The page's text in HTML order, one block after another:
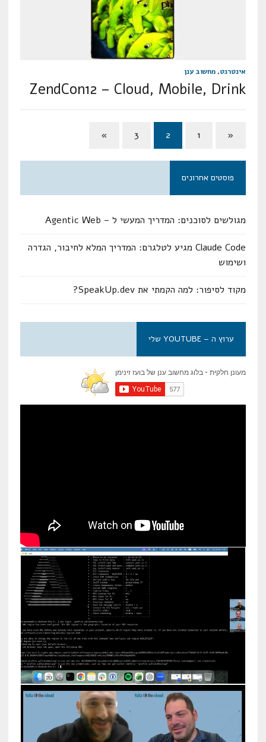
אינטרנט, מחשוב ענן
ZendCon12 – Cloud, Mobile, Drink
«
1
2
3
»
פוסטים אחרונים
מגולשים לסוכנים: המדריך המעשי ל – Agentic Web
Claude Code מגיע לטלגרם: המדריך המלא לחיבור, הגדרה
ושימוש
מקוד לסיפור: למה הקמתי את SpeakUp.dev?
ערוץ ה – YOUTUBE שלי